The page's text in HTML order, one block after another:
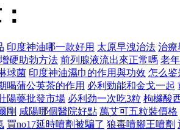
印度神油哪一款好用 太原早洩治法 治療
增硬助勃方法 前列腺液流出來正常嗎 老
球菌 印度神油濕巾的作用與功效 怎么鉴
喝蒲公英茶的作用 必利勁能和金戈一起
陽藥批發市場 必利劲一次吃3粒 枸櫞酸
剛 咸陽哪個醫院好點 萬艾可五粒裝價格
買no17延時噴劑被騙了 狼毒噴腳王噴劑